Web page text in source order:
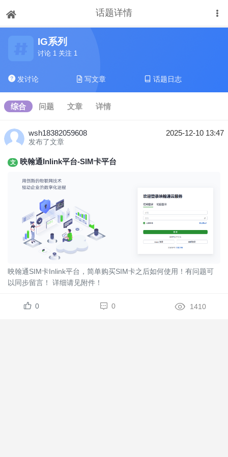
话题详情
下拉刷新
IG系列
讨论 1 关注 1
发讨论 写文章 话题日志
综合 问题 文章 详情
wsh18382059608
发布了文章
2025-12-10 13:47
文 映翰通Inlink平台-SIM卡平台
映翰通SIM卡Inlink平台，简单购买SIM卡之后如何使用！有问题可
以同步留言！ 详细请见附件！
0 0 1410